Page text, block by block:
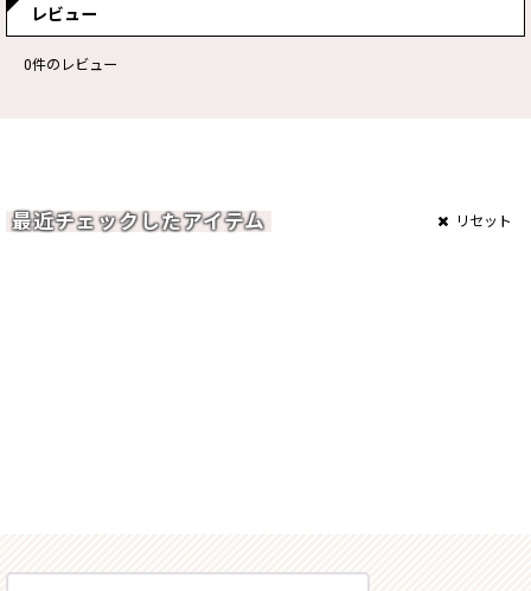
レビュー
0件のレビュー
最近チェックしたアイテム リセット